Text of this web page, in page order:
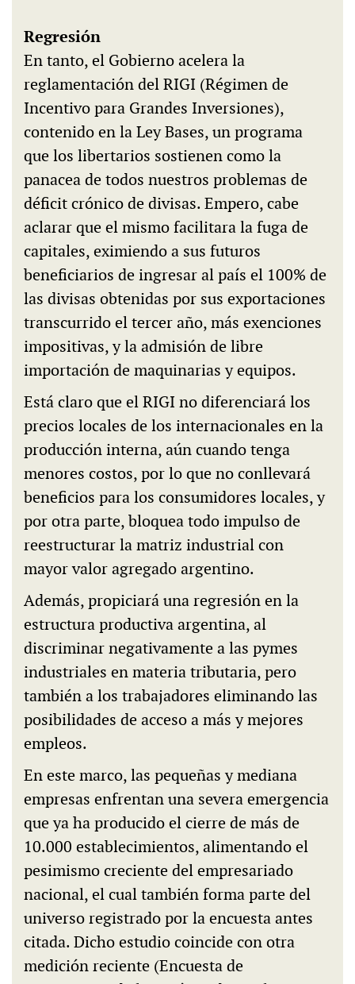
Regresión
En tanto, el Gobierno acelera la
reglamentación del RIGI (Régimen de
Incentivo para Grandes Inversiones),
contenido en la Ley Bases, un programa
que los libertarios sostienen como la
panacea de todos nuestros problemas de
déficit crónico de divisas. Empero, cabe
aclarar que el mismo facilitara la fuga de
capitales, eximiendo a sus futuros
beneficiarios de ingresar al país el 100% de
las divisas obtenidas por sus exportaciones
transcurrido el tercer año, más exenciones
impositivas, y la admisión de libre
importación de maquinarias y equipos.
Está claro que el RIGI no diferenciará los
precios locales de los internacionales en la
producción interna, aún cuando tenga
menores costos, por lo que no conllevará
beneficios para los consumidores locales, y
por otra parte, bloquea todo impulso de
reestructurar la matriz industrial con
mayor valor agregado argentino.
Además, propiciará una regresión en la
estructura productiva argentina, al
discriminar negativamente a las pymes
industriales en materia tributaria, pero
también a los trabajadores eliminando las
posibilidades de acceso a más y mejores
empleos.
En este marco, las pequeñas y mediana
empresas enfrentan una severa emergencia
que ya ha producido el cierre de más de
10.000 establecimientos, alimentando el
pesimismo creciente del empresariado
nacional, el cual también forma parte del
universo registrado por la encuesta antes
citada. Dicho estudio coincide con otra
medición reciente (Encuesta de